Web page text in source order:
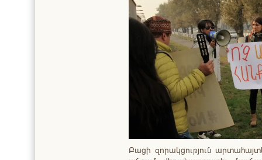
Բացի զորակցություն